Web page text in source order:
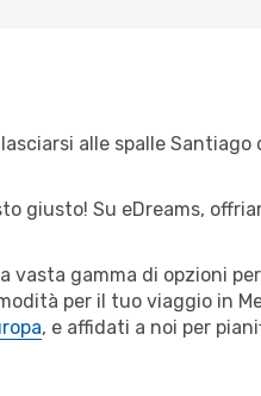
alle spalle Santiago
giusto! Su eDreams,
vasta gamma di opzioni per
per il tuo viaggio in
, e affidati a noi per